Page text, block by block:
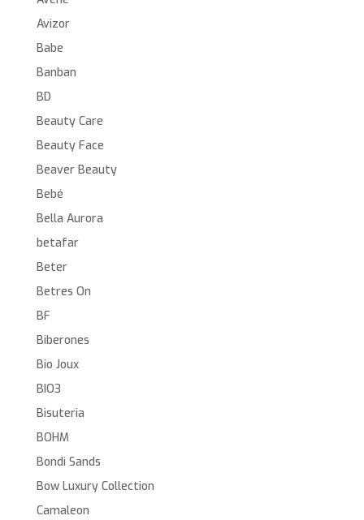
Avizor
Babe
Banban
BD
Beauty Care
Beauty Face
Beaver Beauty
Bebé
Bella Aurora
betafar
Beter
Betres On
BF
Biberones
Bio Joux
BIO3
Bisuteria
BOHM
Bondi Sands
Bow Luxury Collection
Camaleon